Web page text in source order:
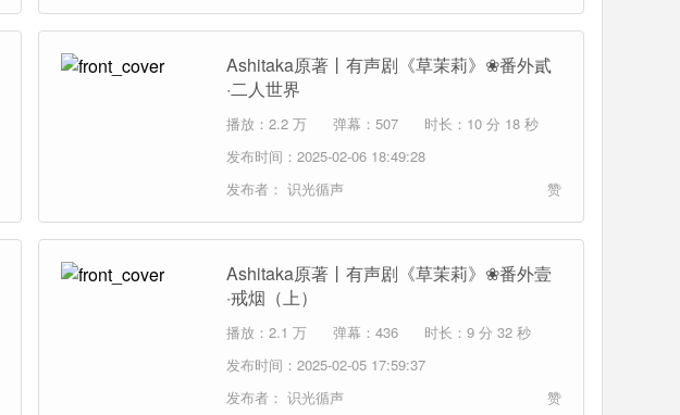
Ashitaka原著丨有声剧《草茉莉》❀番外貳
·二人世界
播放：2.2 万 弹幕：507
时长：10 分 18 秒
发布时间：2025-02-06 18:49:28
发布者： 识光循声 赞
Ashitaka原著丨有声剧《草茉莉》❀番外壹
·戒烟（上）
播放：2.1 万 弹幕：436
时长：9 分 32 秒
发布时间：2025-02-05 17:59:37
发布者： 识光循声 赞